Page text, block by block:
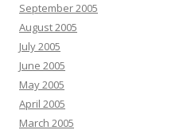
September 2005
August 2005
July 2005
June 2005
May 2005
April 2005
March 2005